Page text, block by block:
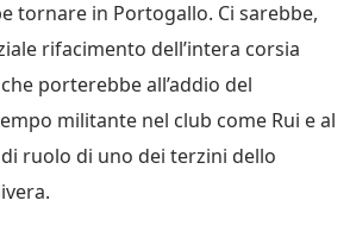
tornare in Portogallo. Ci sarebbe,
rifacimento dell’intera corsia
porterebbe all’addio del
militante nel club come Rui e al
ruolo di uno dei terzini dello